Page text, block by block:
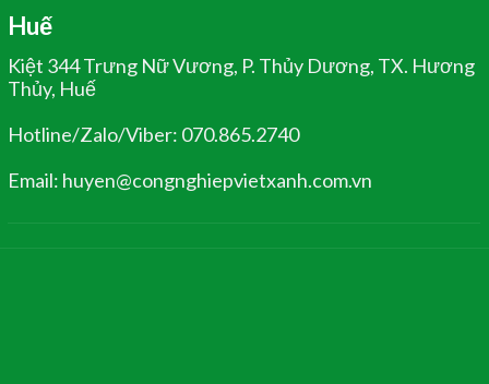
Huế
Kiệt 344 Trưng Nữ Vương, P. Thủy Dương, TX. Hương
Thủy, Huế
Hotline/Zalo/Viber: 070.865.2740
Email: huyen@congnghiepvietxanh.com.vn